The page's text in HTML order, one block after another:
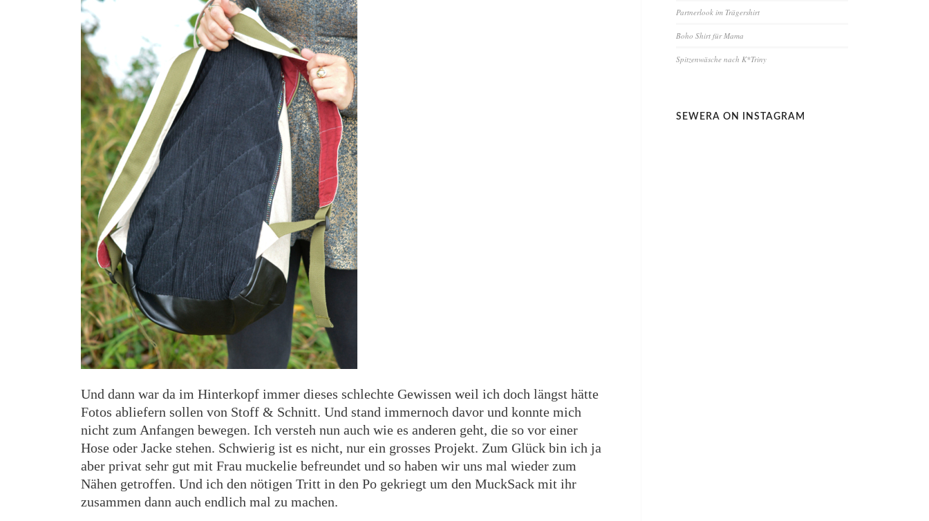
Und dann war da im Hinterkopf immer dieses schlechte Gewissen weil ich doch längst hätte
Fotos abliefern sollen von Stoff & Schnitt. Und stand immernoch davor und konnte mich
nicht zum Anfangen bewegen. Ich versteh nun auch wie es anderen geht, die so vor einer
Hose oder Jacke stehen. Schwierig ist es nicht, nur ein grosses Projekt. Zum Glück bin ich ja
aber privat sehr gut mit Frau muckelie befreundet und so haben wir uns mal wieder zum
Nähen getroffen. Und ich den nötigen Tritt in den Po gekriegt um den MuckSack mit ihr
zusammen dann auch endlich mal zu machen.
Partnerlook im Trägershirt
Boho Shirt für Mama
Spitzenwäsche nach K*Triny
SEWERA ON INSTAGRAM